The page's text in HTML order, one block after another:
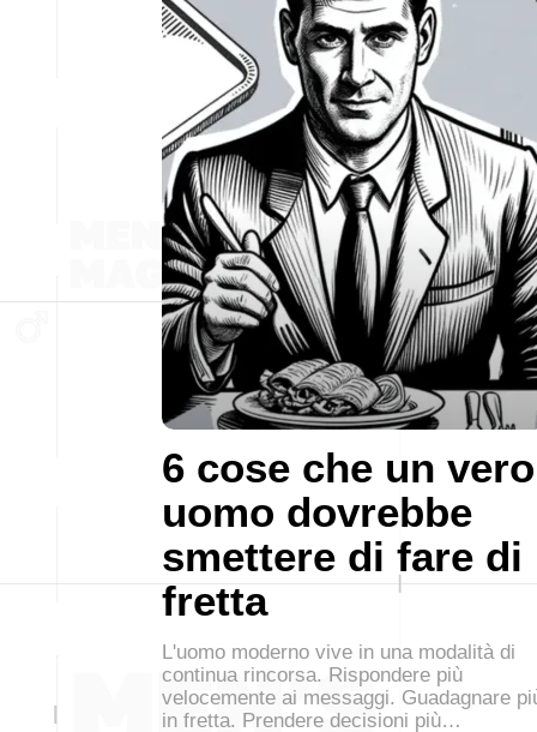
6 cose che un vero
uomo dovrebbe
smettere di fare di
fretta
L'uomo moderno vive in una modalità di
continua rincorsa. Rispondere più
velocemente ai messaggi. Guadagnare
in fretta. Prendere decisioni più…